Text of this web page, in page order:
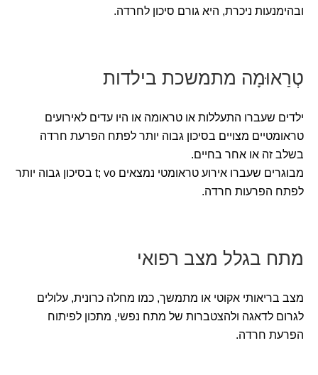
ובהימנעות ניכרת, היא גורם סיכון לחרדה.
טְרַאוּמָה מתמשכת בילדות
ילדים שעברו התעללות או טראומה או היו עדים לאירועים
טראומטיים מצויים בסיכון גבוה יותר לפתח הפרעת חרדה
בשלב זה או אחר בחיים.
מבוגרים שעברו אירוע טראומטי נמצאים t; vo בסיכון גבוה יותר
לפתח הפרעות חרדה.
מתח בגלל מצב רפואי
מצב בריאותי אקוטי או מתמשך, כמו מחלה כרונית, עלולים
לגרום לדאגה ולהצטברות של מתח נפשי, מתכון לפיתוח
הפרעת חרדה.